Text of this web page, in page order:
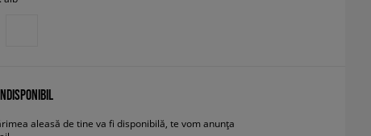
aleasă de tine va fi disponibilă, te vom anunța